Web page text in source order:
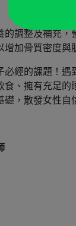
的調整及補充，
增加骨質密度與
必經的課題！
食、擁有充足
礎，散發女性自